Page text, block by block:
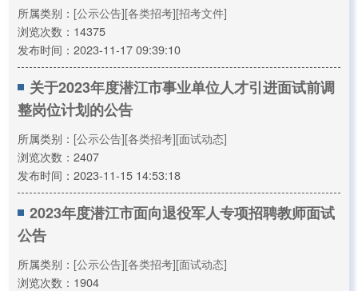
所属类别： [公示公告][各类招考][招考文件]
浏览次数：14375
发布时间：2023-11-17 09:39:10
关于2023年度潜江市事业单位人才引进面试前调
整岗位计划的公告
所属类别： [公示公告][各类招考][面试动态]
浏览次数：2407
发布时间：2023-11-15 14:53:18
2023年度潜江市面向退役军人专项招聘教师面试
公告
所属类别： [公示公告][各类招考][面试动态]
浏览次数：1904